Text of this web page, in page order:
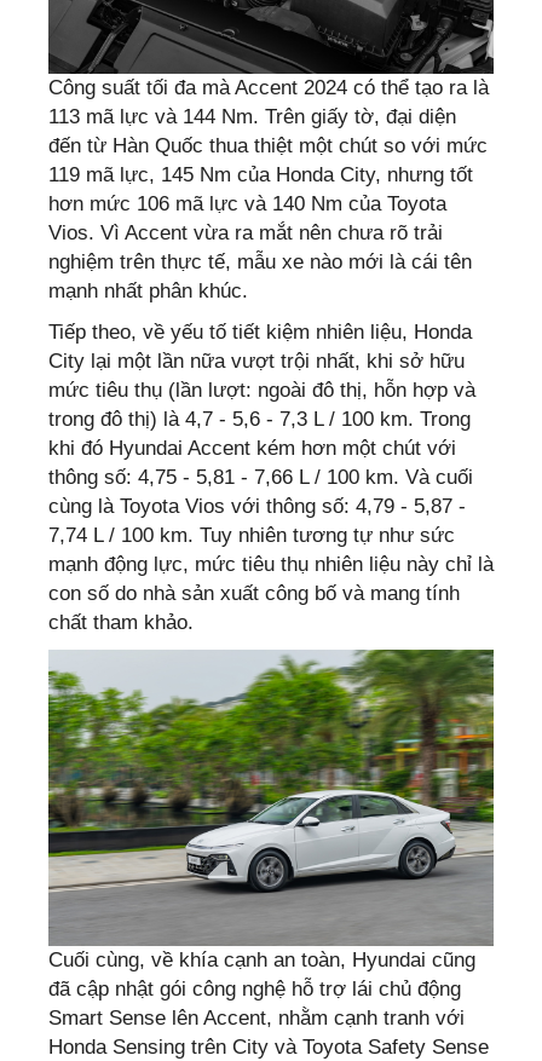
Công suất tối đa mà Accent 2024 có thể tạo ra là
113 mã lực và 144 Nm. Trên giấy tờ, đại diện
đến từ Hàn Quốc thua thiệt một chút so với mức
119 mã lực, 145 Nm của Honda City, nhưng tốt
hơn mức 106 mã lực và 140 Nm của Toyota
Vios. Vì Accent vừa ra mắt nên chưa rõ trải
nghiệm trên thực tế, mẫu xe nào mới là cái tên
mạnh nhất phân khúc.
Tiếp theo, về yếu tố tiết kiệm nhiên liệu, Honda
City lại một lần nữa vượt trội nhất, khi sở hữu
mức tiêu thụ (lần lượt: ngoài đô thị, hỗn hợp và
trong đô thị) là 4,7 - 5,6 - 7,3 L / 100 km. Trong
khi đó Hyundai Accent kém hơn một chút với
thông số: 4,75 - 5,81 - 7,66 L / 100 km. Và cuối
cùng là Toyota Vios với thông số: 4,79 - 5,87 -
7,74 L / 100 km. Tuy nhiên tương tự như sức
mạnh động lực, mức tiêu thụ nhiên liệu này chỉ là
con số do nhà sản xuất công bố và mang tính
chất tham khảo.
Cuối cùng, về khía cạnh an toàn, Hyundai cũng
đã cập nhật gói công nghệ hỗ trợ lái chủ động
Smart Sense lên Accent, nhằm cạnh tranh với
Honda Sensing trên City và Toyota Safety Sense